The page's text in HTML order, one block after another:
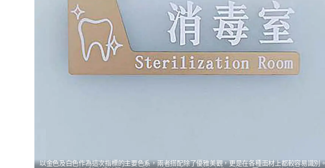
以金色及白色作為這次指標的主要色系，兩者搭配除了優雅美觀，更是在各種面材上都較容易識別